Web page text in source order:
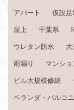
アパート 仮設
屋上 千葉県
ウレタン防水
雨漏り マンシ
ビル大規模修繕
ベランダ・バルコ